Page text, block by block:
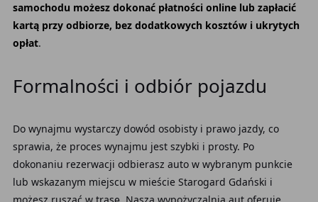
samochodu możesz dokonać płatności online lub zapłacić
kartą przy odbiorze, bez dodatkowych kosztów i ukrytych
opłat.
Formalności i odbiór pojazdu
Do wynajmu wystarczy dowód osobisty i prawo jazdy, co
sprawia, że proces wynajmu jest szybki i prosty. Po
dokonaniu rezerwacji odbierasz auto w wybranym punkcie
lub wskazanym miejscu w mieście Starogard Gdański i